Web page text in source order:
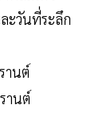
ะวันที่ระลึก
านต์
านต์